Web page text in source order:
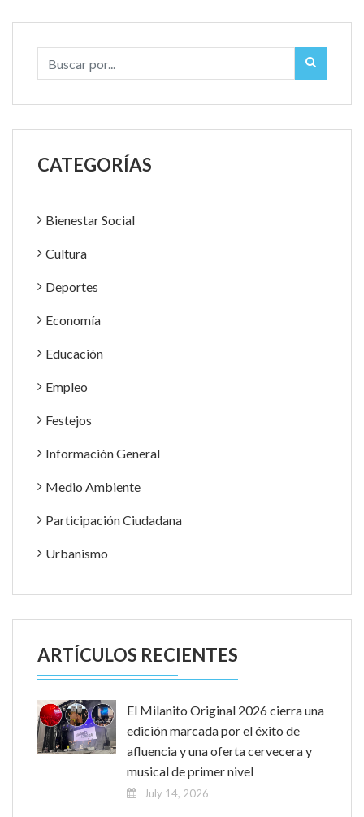
CATEGORÍAS
Bienestar Social
Cultura
Deportes
Economía
Educación
Empleo
Festejos
Información General
Medio Ambiente
Participación Ciudadana
Urbanismo
ARTÍCULOS RECIENTES
El Milanito Original 2026 cierra una
edición marcada por el éxito de
afluencia y una oferta cervecera y
musical de primer nivel
July 14, 2026